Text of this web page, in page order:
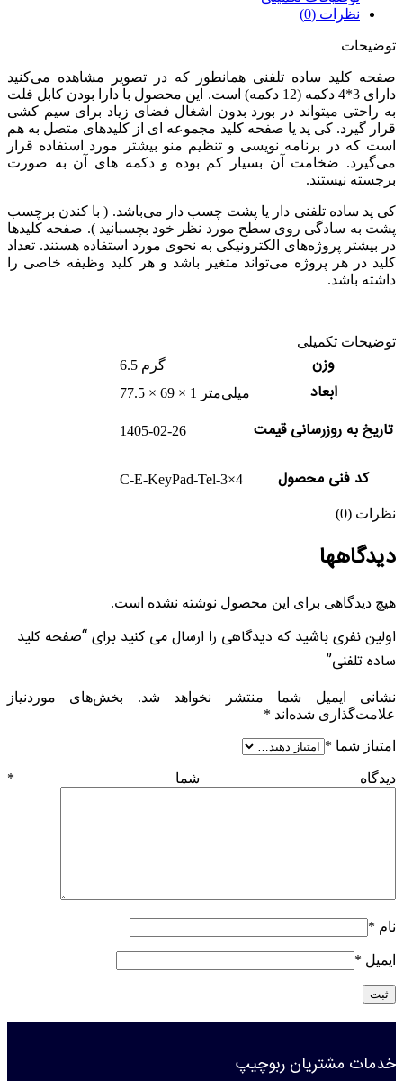
نظرات (0)
توضیحات
صفحه کلید ساده تلفنی همانطور که در تصویر مشاهده می‌کنید
دارای 3*4 دکمه (12 دکمه) است. این محصول با دارا بودن کابل فلت
به راحتی میتواند در بورد بدون اشغال فضای زیاد برای سیم کشی
قرار گیرد. کی پد یا صفحه کلید مجموعه ای از کلیدهای متصل به هم
است که در برنامه نویسی و تنظیم منو بیشتر مورد استفاده قرار
می‌گیرد. ضخامت آن بسیار کم بوده و دکمه های آن به صورت
برجسته نیستند.
کی پد ساده تلفنی دار یا پشت چسب دار می‌باشد. ( با کندن برچسب
پشت به سادگی روی سطح مورد نظر خود بچسبانید ). صفحه کلیدها
در بیشتر پروژه‌های الکترونیکی به نحوی مورد استفاده هستند. تعداد
کلید در هر پروژه می‌تواند متغیر باشد و هر کلید وظیفه خاصی را
داشته باشد.
توضیحات تکمیلی
وزن 6.5 گرم
ابعاد 77.5 × 69 × 1 میلی‌متر
تاریخ به روزرسانی قیمت 1405-02-26
کد فنی محصول C-E-KeyPad-Tel-3×4
نظرات (0)
دیدگاهها
هیچ دیدگاهی برای این محصول نوشته نشده است.
اولین نفری باشید که دیدگاهی را ارسال می کنید برای “صفحه کلید
ساده تلفنی”
نشانی ایمیل شما منتشر نخواهد شد.
بخش‌های موردنیاز
علامت‌گذاری شده‌اند *
امتیاز شما *
دیدگاه شما *
نام *
ایمیل *
خدمات مشتریان ربوچیپ